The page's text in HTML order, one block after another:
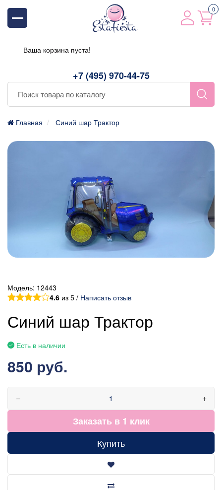
+7 (495) 970-44-75
0
Ваша корзина пуста!
Главная Синий шар Трактор
Модель: 12443
4.6 из 5 / Написать отзыв
Синий шар Трактор
Есть в наличии
850 руб.
− +
Заказать в 1 клик
Купить